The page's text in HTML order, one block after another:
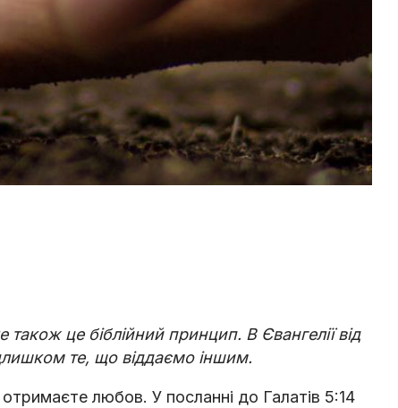
це біблійний принцип. В Євангелії від
те, що віддаємо іншим.
любов. У посланні до Галатів 5:14